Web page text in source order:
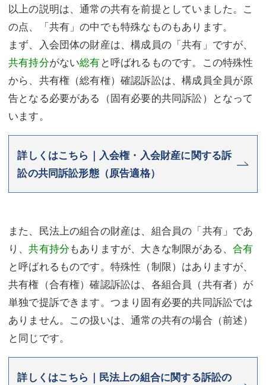
以上の説明は、通常の共有を前提としていました。こ
の点、「共有」の中でも特殊なものもあります。
まず、入会団体の財産は、構成員の「共有」ですが、
共有持分がない総有と呼ばれるものです。この特殊性
から、共有権（総有権）確認訴訟は、構成員全員が原
告となる必要がある（固有必要的共同訴訟）となって
います。
詳しくはこちら｜入会権・入会財産に関する訴
訟の共同訴訟形態（原告適格）
また、民法上の組合の財産は、組合員の「共有」であ
り、共有持分もありますが、大きな制限がある、合有
と呼ばれるものです。特殊性（制限）はありますが、
共有権（合有権）確認訴訟は、各組合員（共有者）が
単独で提訴できます。つまり固有必要的共同訴訟では
ありません。この扱いは、通常の共有の場合（前述）
と同じです。
詳しくはこちら｜民法上の組合に関する訴訟の